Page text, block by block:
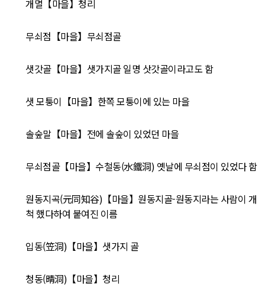
개멸【마을】청리
무쇠점【마을】무쇠점골
샛갓골【마을】샛가지골 일명 삿갓골이라고도 함
샛 모퉁이【마을】한쪽 모퉁이에 있는 마을
솔숲말【마을】전에 솔숲이 있었던 마을
무쇠점골【마을】수철동(水鐵洞) 옛날에 무쇠점이 있었다 함
원동지곡(元同知谷)【마을】원동지골-원동지라는 사람이 개
척 했다하여 붙여진 이름
입동(笠洞)【마을】샛가지 골
청동(晴洞)【마을】청리